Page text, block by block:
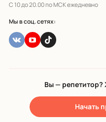
С 10 до 20.00 по МСК ежедневно
Мы в соц. сетях:
Вы — репетитор?
Начать